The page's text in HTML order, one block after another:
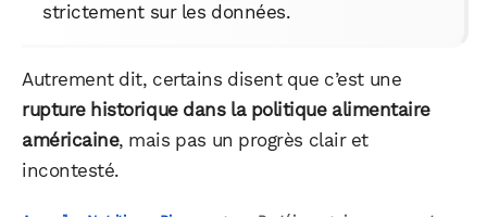
strictement sur les données.
Autrement dit, certains disent que c’est une
rupture historique dans la politique alimentaire
américaine, mais pas un progrès clair et
incontesté.